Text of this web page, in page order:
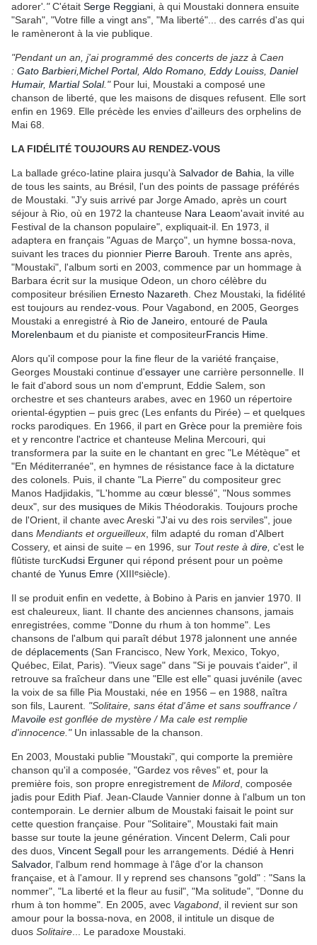
adorer' ." C'était Serge Reggiani , à qui Moustaki donnera ensuite
"Sarah", "Votre fille a vingt ans", "Ma liberté"... des carrés d'as qui
le ramèneront à la vie publique.
"Pendant un an, j'ai programmé des concerts de jazz à Caen
: Gato Barbieri,Michel Portal, Aldo Romano Eddy Louiss Daniel
Humair, Martial Solal." Pour lui, Moustaki a composé une
chanson de liberté, que les maisons de disques refusent. Elle sort
enfin en 1969. Elle précède les envies d'ailleurs des orphelins de
Mai 68.
LA FIDÉLITÉ TOUJOURS AU RENDEZ-VOUS
La ballade gréco-latine plaira jusqu'à Salvador de Bahia , la ville
de tous les saints, au Brésil, l'un des points de passage préférés
de Moustaki. "J'y suis arrivé par Jorge Amado, après un court
séjour à Rio, où en 1972 la chanteuse Nara Leaom'avait invité au
Festival de la chanson populaire", expliquait-il. En 1973, il
adaptera en français "Aguas de Março", un hymne bossa-nova,
suivant les traces du pionnier Pierre Barouh . Trente ans après,
"Moustaki", l'album sorti en 2003, commence par un hommage à
Barbara écrit sur la musique Odeon, un choro célèbre du
compositeur brésilien Ernesto Nazareth . Chez Moustaki, la fidélité
est toujours au rendez-vous . Pour Vagabond, en 2005, Georges
Moustaki a enregistré à Rio de Janeiro , entouré de Paula
Morelenbaum et du pianiste et compositeurFrancis Hime
Alors qu'il compose pour la fine fleur de la variété française,
Georges Moustaki continue d'essayer une carrière personnelle. Il
le fait d'abord sous un nom d'emprunt, Eddie Salem, son
orchestre et ses chanteurs arabes, avec en 1960 un répertoire
oriental-égyptien – puis grec (Les enfants du Pirée) – et quelques
rocks parodiques. En 1966, il part en Grèce pour la première fois
et y rencontre l'actrice et chanteuse Melina Mercouri, qui
transformera par la suite en le chantant en grec "Le Métèque" et
"En Méditerranée", en hymnes de résistance face à la dictature
des colonels. Puis, il chante "La Pierre" du compositeur grec
Manos Hadjidakis, "L'homme au cœur blessé", "Nous sommes
deux", sur des musiques de Mikis Théodorakis. Toujours proche
de l'Orient, il chante avec Areski "J'ai vu des rois serviles", joue
dans Mendiants et orgueilleux , film adapté du roman d'Albert
Cossery, et ainsi de suite – en 1996, sur Tout reste à dire c'est le
flûtiste turcKudsi Erguner qui répond présent pour un poème
chanté de Yunus Emre (XIIIesiècle).
Il se produit enfin en vedette, à Bobino à Paris en janvier 1970. Il
est chaleureux, liant. Il chante des anciennes chansons, jamais
enregistrées, comme "Donne du rhum à ton homme". Les
chansons de l'album qui paraît début 1978 jalonnent une année
de déplacements (San Francisco, New York, Mexico, Tokyo,
Québec, Eilat, Paris). "Vieux sage" dans "Si je pouvais t'aider", il
retrouve sa fraîcheur dans une "Elle est elle" quasi juvénile (avec
la voix de sa fille Pia Moustaki, née en 1956 – en 1988, naîtra
son fils, Laurent. "Solitaire, sans état d'âme et sans souffrance /
Mavoile est gonflée de mystère / Ma cale est remplie
d'innocence."Un inlassable de la chanson.
En 2003, Moustaki publie "Moustaki", qui comporte la première
chanson qu'il a composée, "Gardez vos rêves" et, pour la
première fois, son propre enregistrement de Milord , composée
jadis pour Edith Piaf. Jean-Claude Vannier donne à l'album un ton
contemporain. Le dernier album de Moustaki faisait le point sur
cette question française. Pour "Solitaire", Moustaki fait main
basse sur toute la jeune génération. Vincent Delerm, Cali pour
des duos, Vincent Segall pour les arrangements. Dédié à Henri
Salvador, l'album rend hommage à l'âge d'or la chanson
française, et à l'amour. Il y reprend ses chansons "gold" : "Sans la
nommer", "La liberté et la fleur au fusil", "Ma solitude", "Donne du
rhum à ton homme". En 2005, avec Vagabond , il revient sur son
amour pour la bossa-nova, en 2008, il intitule un disque de
duos Solitaire ... Le paradoxe Moustaki.